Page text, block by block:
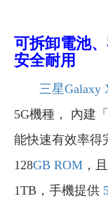
可拆卸電池
安全耐用
三星Galaxy
5G機種， 內建
能快速有效率得
128GB ROM ，
1TB，手機提供